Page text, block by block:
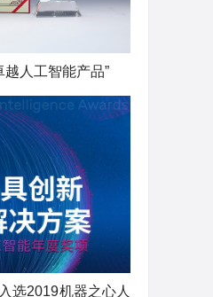
越人工智能产品”
选2019机器之心人